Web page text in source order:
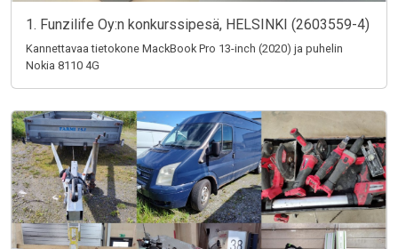
1. Funzilife Oy:n konkurssipesä, HELSINKI (2603559-4)
Kannettavaa tietokone MackBook Pro 13-inch (2020) ja puhelin
Nokia 8110 4G